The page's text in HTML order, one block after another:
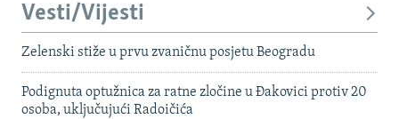
Vesti/Vijesti
Zelenski stiže u prvu zvaničnu posjetu Beogradu
Podignuta optužnica za ratne zločine u Đakovici protiv 20
osoba, uključujući Radoičića